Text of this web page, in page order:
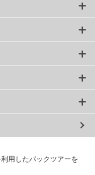
用したパックツアーを